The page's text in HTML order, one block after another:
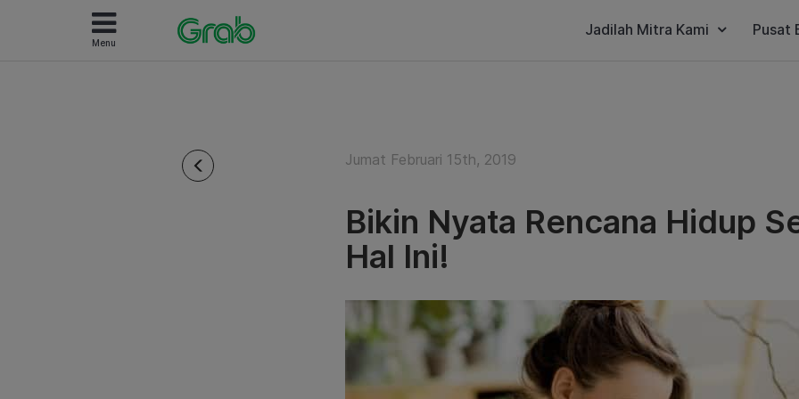
Menu
Jadilah Mitra Kami Pusat
Jumat Februari 15th, 2019
Bikin Nyata Rencana Hidup
Hal Ini!